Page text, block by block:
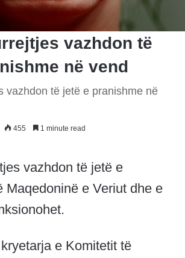
vazhdon të
në vend
vazhdon të jetë e pranishme në
455 1 minute read
vazhdon të jetë e
Maqedoninë e Veriut dhe e
e Komitetit të